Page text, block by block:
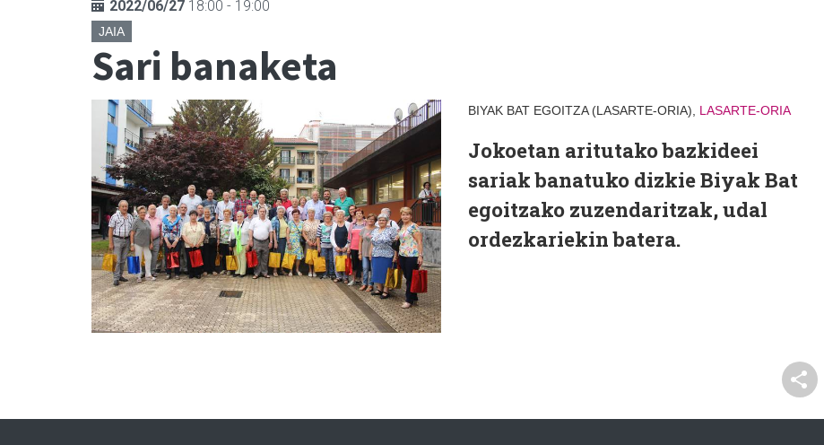
2022/06/27 18:00 - 19:00
JAIA
Sari banaketa
BIYAK BAT EGOITZA (LASARTE-ORIA), LASARTE-ORIA
Jokoetan aritutako bazkideei
sariak banatuko dizkie Biyak Bat
egoitzako zuzendaritzak, udal
ordezkariekin batera.